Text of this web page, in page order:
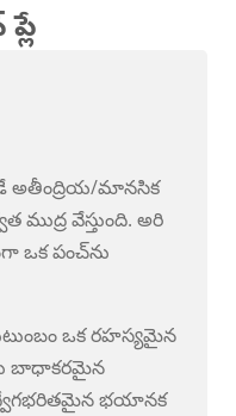
అతీంద్రియ/మానసిక
ముద్ర వేస్తుంది. అరి
ఒక పంచ్‌ను
ఒక రహస్యమైన
బాధాకరమైన
భయానక